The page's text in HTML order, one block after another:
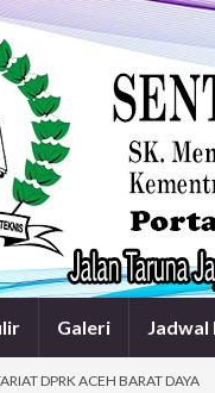
Galeri
DPRK ACEH BARAT DAYA